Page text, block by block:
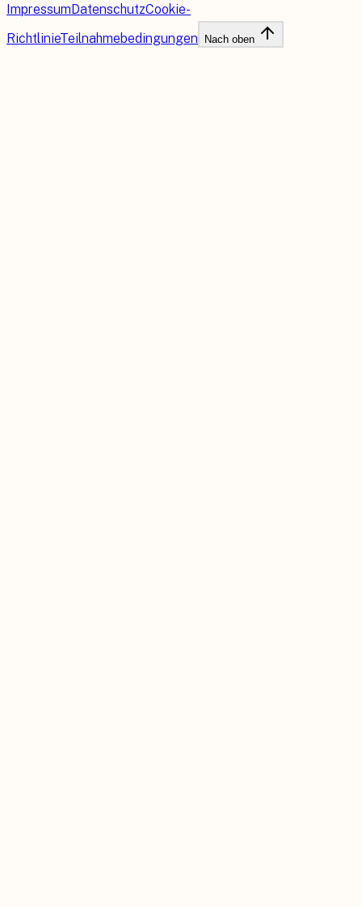
ImpressumDatenschutzCookie-
RichtlinieTeilnahmebedingungen Nach oben